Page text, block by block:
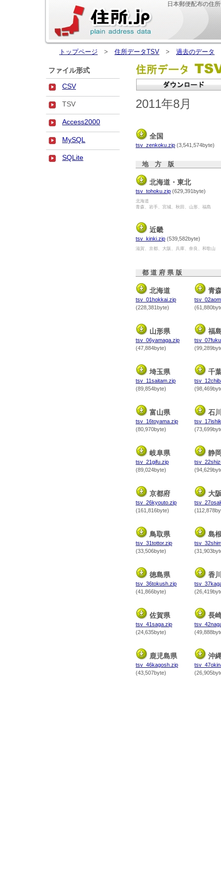
日本郵便配布の住
トップページ > 住所データTSV > 過去のデータ
ファイル形式
CSV
TSV
Access2000
MySQL
SQLite
2011年8月
全国
tsv_zenkoku.zip (3,541,574byte)
地 方 版
北海道・東北
tsv_tohoku.zip (629,391byte)
北海道
青森、岩手、宮城、秋田、山形、福島
近畿
tsv_kinki.zip (539,582byte)
滋賀、京都、大阪、兵庫、奈良、和歌山
都 道 府 県 版
北海道
tsv_01hokkai.zip
(228,381byte)
青
山形県
tsv_06yamaga.zip
(47,884byte)
福
埼玉県
tsv_11saitam.zip
(89,854byte)
千
富山県
tsv_16toyama.zip
(80,970byte)
石
岐阜県
tsv_21gifu.zip
(89,024byte)
静
京都府
tsv_26kyouto.zip
(161,816byte)
大
鳥取県
tsv_31tottor.zip
(33,506byte)
島
徳島県
tsv_36tokush.zip
(41,866byte)
香
佐賀県
tsv_41saga.zip
(24,635byte)
長
鹿児島県
tsv_46kagosh.zip
(43,507byte)
沖